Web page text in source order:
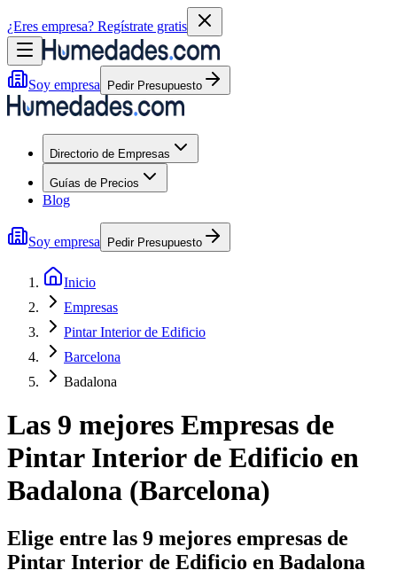
¿Eres empresa? Regístrate gratis
Soy empresa Pedir Presupuesto
Directorio de Empresas
Guías de Precios
Blog
Soy empresa Pedir Presupuesto
Inicio
Empresas
Pintar Interior de Edificio
Barcelona
Badalona
Las 9 mejores Empresas de
Pintar Interior de Edificio en
Badalona (Barcelona)
Elige entre las 9 mejores empresas de
Pintar Interior de Edificio en Badalona